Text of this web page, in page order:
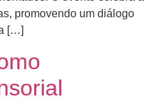
promovendo um diálogo
[…]